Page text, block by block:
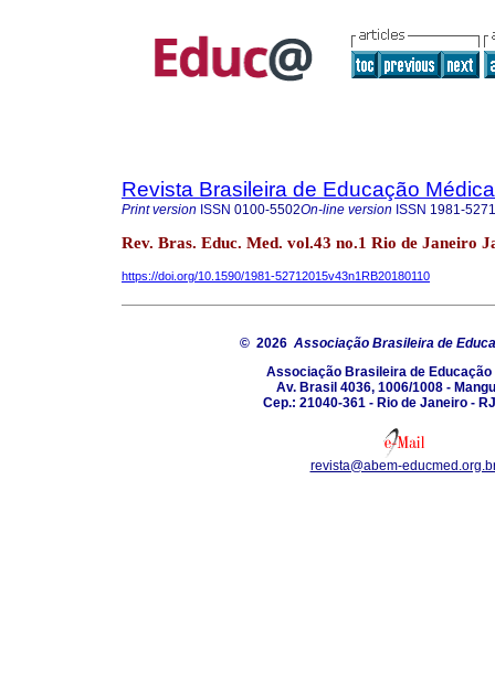
Revista Brasileira de Educação Médica
Print version ISSN 0100-5502On-line version ISSN 1981-5271
Rev. Bras. Educ. Med. vol.43 no.1 Rio de Janeiro
https://doi.org/10.1590/1981-52712015v43n1RB20180110
© 2026 Associação Brasileira de
Associação Brasileira de Educação
Av. Brasil 4036, 1006/1008 -
Cep.: 21040-361 - Rio de Janeiro -
revista@abem-